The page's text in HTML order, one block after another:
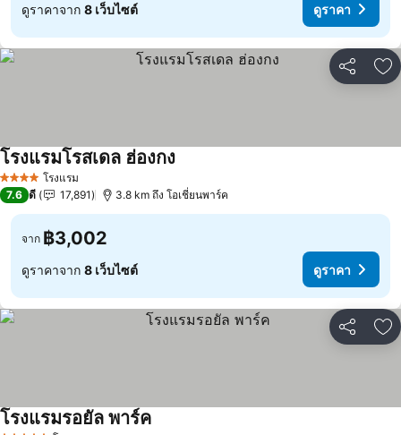
ดูราคาจาก 8 เว็บไซต์ ดูราคา
แชร์ เ
4 ดาว โรงแรม
โรงแรมโรสเดล ฮ่องกง
7.6 ดี 17,891 3.8 km ถึง โอเชี่ยนพาร์ค
จาก ฿3,002
ดูราคาจาก 8 เว็บไซต์ ดูราคา
แชร์ เ
โรงแรมรอยัล พาร์คดูราคา